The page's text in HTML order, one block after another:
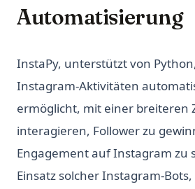
Automatisierung
InstaPy, unterstützt von
Instagram-Aktivitäten
ermöglicht, mit einer breiteren
interagieren, Follower zu
Engagement auf Instagram zu
Einsatz solcher Instagram-